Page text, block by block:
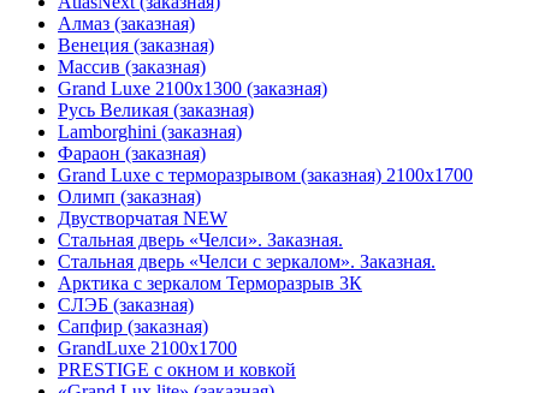
Алмаз (заказная)
Венеция (заказная)
Массив (заказная)
Grand Luxe 2100х1300 (заказная)
Русь Великая (заказная)
Lamborghini (заказная)
Фараон (заказная)
Grand Luxe с терморазрывом (заказная) 2100х1700
Олимп (заказная)
Двустворчатая NEW
Стальная дверь «Челси». Заказная.
Стальная дверь «Челси с зеркалом». Заказная.
Арктика с зеркалом Терморазрыв 3К
СЛЭБ (заказная)
Сапфир (заказная)
GrandLuxe 2100х1700
PRESTIGE с окном и ковкой